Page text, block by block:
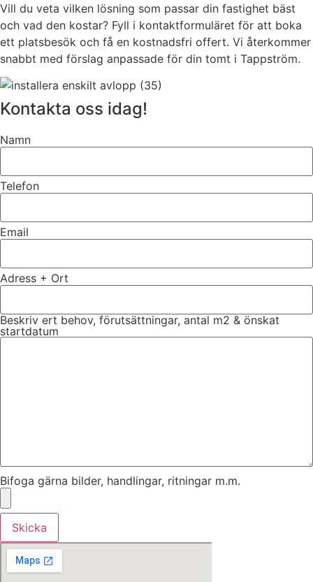
Vill du veta vilken lösning som passar din fastighet bäst
och vad den kostar? Fyll i kontaktformuläret för att boka
ett platsbesök och få en kostnadsfri offert. Vi återkommer
snabbt med förslag anpassade för din tomt i Tappström.
Kontakta oss idag!
Namn
Telefon
Email
Adress + Ort
Beskriv ert behov, förutsättningar, antal m2 & önskat
startdatum
Bifoga gärna bilder, handlingar, ritningar m.m.
Skicka